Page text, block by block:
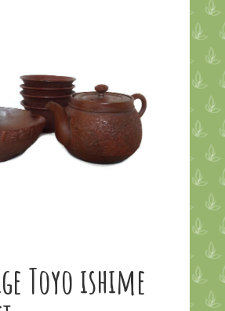
Toyo ishime